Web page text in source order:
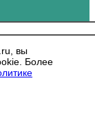
вы
Более